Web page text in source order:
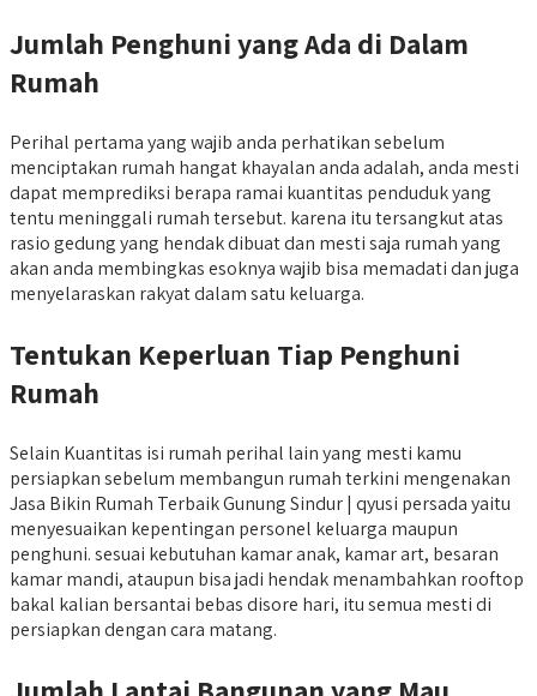
Jumlah Penghuni yang Ada di Dalam
Rumah
Perihal pertama yang wajib anda perhatikan sebelum
menciptakan rumah hangat khayalan anda adalah, anda mesti
dapat memprediksi berapa ramai kuantitas penduduk yang
tentu meninggali rumah tersebut. karena itu tersangkut atas
rasio gedung yang hendak dibuat dan mesti saja rumah yang
akan anda membingkas esoknya wajib bisa memadati dan juga
menyelaraskan rakyat dalam satu keluarga.
Tentukan Keperluan Tiap Penghuni
Rumah
Selain Kuantitas isi rumah perihal lain yang mesti kamu
persiapkan sebelum membangun rumah terkini mengenakan
Jasa Bikin Rumah Terbaik Gunung Sindur | qyusi persada yaitu
menyesuaikan kepentingan personel keluarga maupun
penghuni. sesuai kebutuhan kamar anak, kamar art, besaran
kamar mandi, ataupun bisa jadi hendak menambahkan rooftop
bakal kalian bersantai bebas disore hari, itu semua mesti di
persiapkan dengan cara matang.